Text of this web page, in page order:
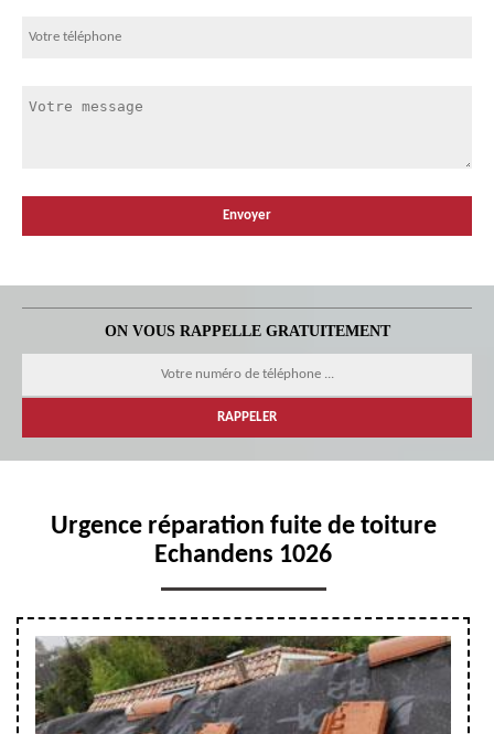
ON VOUS RAPPELLE GRATUITEMENT
Urgence réparation fuite de toiture
Echandens 1026